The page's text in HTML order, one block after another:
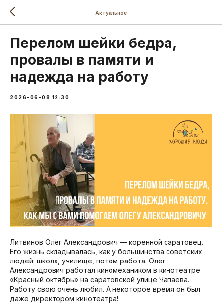
Актуальное
Перелом шейки бедра,
провалы в памяти и
надежда на работу
2026-06-08 12:30
Литвинов Олег Александрович — коренной саратовец.
Его жизнь складывалась, как у большинства советских
людей: школа, училище, потом работа. Олег
Александрович работал киномехаником в кинотеатре
«Красный октябрь» на саратовской улице Чапаева.
Работу свою очень любил. А некоторое время он был
даже директором кинотеатра!